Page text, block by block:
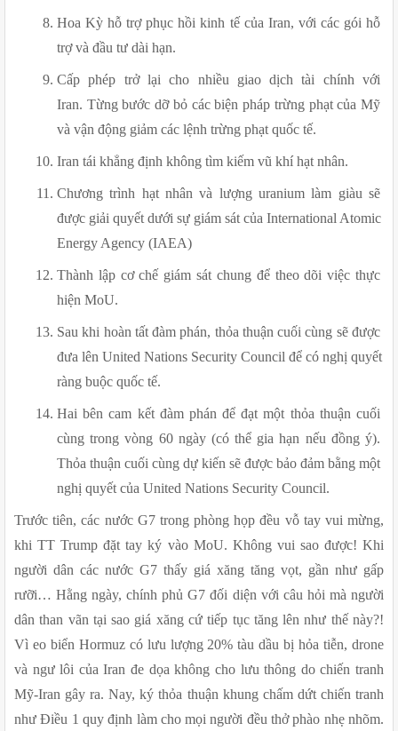
Hoa Kỳ hỗ trợ phục hồi kinh tế của Iran, với các gói hỗ
trợ và đầu tư dài hạn.
Cấp phép trở lại cho nhiều giao dịch tài chính với
Iran. Từng bước dỡ bỏ các biện pháp trừng phạt của Mỹ
và vận động giảm các lệnh trừng phạt quốc tế.
Iran tái khẳng định không tìm kiếm vũ khí hạt nhân.
Chương trình hạt nhân và lượng uranium làm giàu sẽ
được giải quyết dưới sự giám sát của International Atomic
Energy Agency (IAEA)
Thành lập cơ chế giám sát chung để theo dõi việc thực
hiện MoU.
Sau khi hoàn tất đàm phán, thỏa thuận cuối cùng sẽ được
đưa lên United Nations Security Council để có nghị quyết
ràng buộc quốc tế.
Hai bên cam kết đàm phán để đạt một thỏa thuận cuối
cùng trong vòng 60 ngày (có thể gia hạn nếu đồng ý).
Thỏa thuận cuối cùng dự kiến sẽ được bảo đảm bằng một
nghị quyết của United Nations Security Council.
Trước tiên, các nước G7 trong phòng họp đều vỗ tay vui mừng,
khi TT Trump đặt tay ký vào MoU. Không vui sao được! Khi
người dân các nước G7 thấy giá xăng tăng vọt, gần như gấp
rưỡi… Hằng ngày, chính phủ G7 đối diện với câu hỏi mà người
dân than vãn tại sao giá xăng cứ tiếp tục tăng lên như thế này?!
Vì eo biển Hormuz có lưu lượng 20% tàu dầu bị hỏa tiễn, drone
và ngư lôi của Iran đe dọa không cho lưu thông do chiến tranh
Mỹ-Iran gây ra. Nay, ký thỏa thuận khung chấm dứt chiến tranh
như Điều 1 quy định làm cho mọi người đều thở phào nhẹ nhõm.